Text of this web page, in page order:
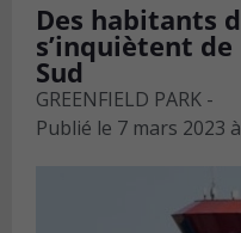
Des habitants
s’inquiètent
Sud
GREENFIELD PARK -
Publié le 7 mars 2023